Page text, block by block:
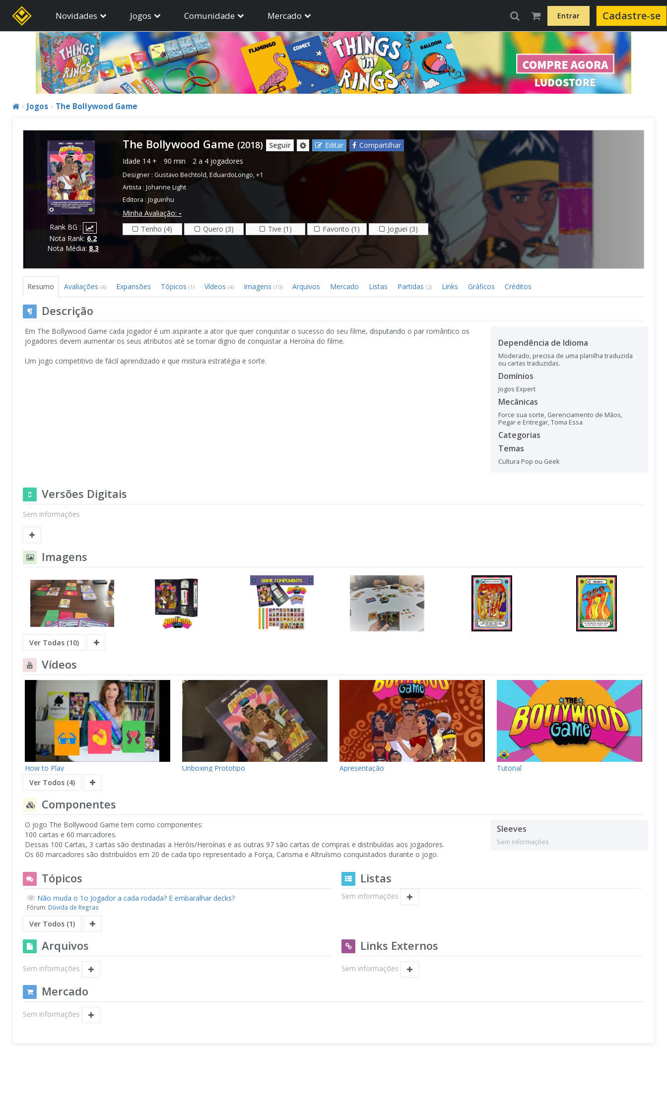
Novidades Jogos Comunidade Mercado Entrar Cadastre-se
Jogos The Bollywood Game
Rank BG :
Nota Rank: 6.2
Nota Média: 8.3
The Bollywood Game (2018) Seguir Editar
Compartilhar
Idade 14 + 90 min 2 a 4 jogadores
Designer : Gustavo Bechtold,EduardoLongo,+1
Artista : Johanne Light
Editora : Joguinhu
Minha Avaliação: -
Tenho (4)
Quero (3) Tive (1) Favorito (1) Joguei (3)
Resumo Avaliações (4) Expansões Tópicos (1) Vídeos (4) Imagens (10) Arquivos Mercado Listas Partidas (2) Links Gráficos Créditos
Descrição
Em The Bollywood Game cada jogador é um aspirante a ator que quer conquistar o sucesso do seu filme, disputando o par romântico os
jogadores devem aumentar os seus atributos até se tornar digno de conquistar a Heroína do filme.
Um jogo competitivo de fácil aprendizado e que mistura estratégia e sorte.
Dependência de Idioma
Moderado, precisa de uma planilha traduzida
ou cartas traduzidas.
Domínios
Jogos Expert
Mecânicas
Force sua sorte, Gerenciamento de Mãos,
Pegar e Entregar,Toma Essa
Categorias
Temas
Cultura Pop ou Geek
Versões Digitais
Sem informações
Imagens
Ver Todas (10)
Vídeos
How to Play Unboxing Prototipo Apresentação
Tutorial
Ver Todos (4)
Componentes
O jogo The Bollywood Game tem como componentes:
100 cartas e 60 marcadores.
Dessas 100 Cartas, 3 cartas são destinadas a Heróis/Heroínas e as outras 97 são cartas de compras e distribuídas aos jogadores.
Os 60 marcadores são distribuídos em 20 de cada tipo representado a Força, Carisma e Altruísmo conquistados durante o jogo.
Sleeves
Sem informações
Tópicos
Não muda o 1o Jogador a cada rodada? E embaralhar decks?
Fórum: Dúvida de Regras
Ver Todos (1)
Listas
Sem informações
Arquivos
Sem informações
Links Externos
Sem informações
Mercado
Sem informações